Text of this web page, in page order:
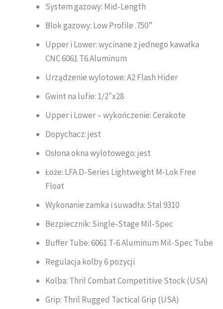
System gazowy: Mid-Length
Blok gazowy: Low Profile .750”
Upper i Lower: wycinane z jednego kawałka
CNC 6061 T6 Aluminum
Urządzenie wylotowe: A2 Flash Hider
Gwint na lufie: 1/2″x28
Upper i Lower – wykończenie: Cerakote
Dopychacz: jest
Osłona okna wylotowego: jest
Łoże: LFA D-Series Lightweight M-Lok Free
Float
Wykonanie zamka i suwadła: Stal 9310
Bezpiecznik: Single-Stage Mil-Spec
Buffer Tube: 6061 T-6 Aluminum Mil-Spec Tube
Regulacja kolby 6 pozycji
Kolba: Thril Combat Competitive Stock (USA)
Grip: Thril Rugged Tactical Grip (USA)